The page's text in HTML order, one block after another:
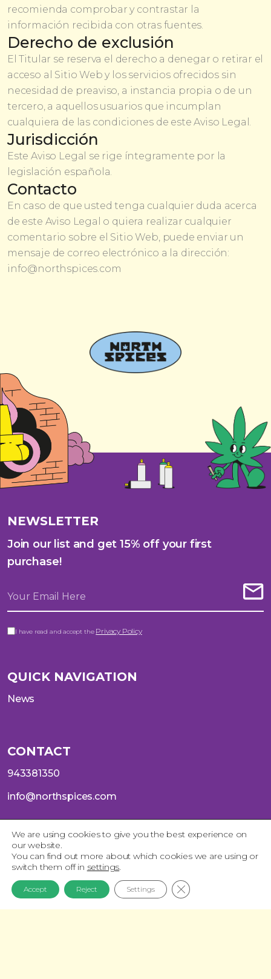
recomienda comprobar y contrastar la
información recibida con otras fuentes.
Derecho de exclusión
El Titular se reserva el derecho a denegar o retirar el
acceso al Sitio Web y los servicios ofrecidos sin
necesidad de preaviso, a instancia propia o de un
tercero, a aquellos usuarios que incumplan
cualquiera de las condiciones de este Aviso Legal.
Jurisdicción
Este Aviso Legal se rige íntegramente por la
legislación española.
Contacto
En caso de que usted tenga cualquier duda acerca
de este Aviso Legal o quiera realizar cualquier
comentario sobre el Sitio Web, puede enviar un
mensaje de correo electrónico a la dirección:
info@northspices.com
NEWSLETTER
Join our list and get 15% off your first
purchase!
I have read and accept the Privacy Policy
QUICK NAVIGATION
News
CONTACT
943381350
info@northspices.com
SOCIAL
Instagram
Youtube
X
We are using cookies to give you the best experience on
our website.
You can find out more about which cookies we are using or
switch them off in settings.
Accept Reject Settings Close GDPR Cookie